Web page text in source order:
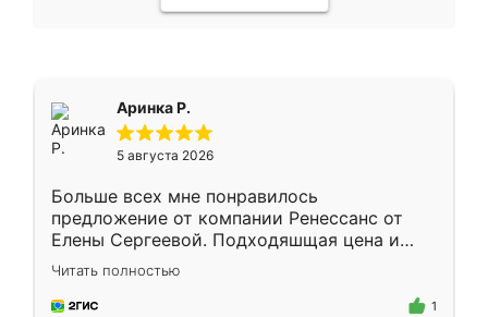
Аринка Р.
5 августа 2026
Больше всех мне понравилось
предложение от компании Ренессанс от
Елены Сергеевой. Подходяшщая цена и
короткие сроки изготовления. Приехавший
для замера сотрудник Владислав
предложил по моему эскизу самый
Читать полностью
1